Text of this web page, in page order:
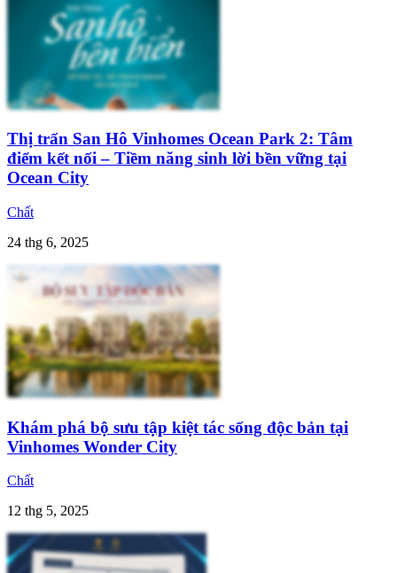
Thị trấn San Hô Vinhomes Ocean Park 2: Tâm
điểm kết nối – Tiềm năng sinh lời bền vững tại
Ocean City
Chất
24 thg 6, 2025
Khám phá bộ sưu tập kiệt tác sống độc bản tại
Vinhomes Wonder City
Chất
12 thg 5, 2025